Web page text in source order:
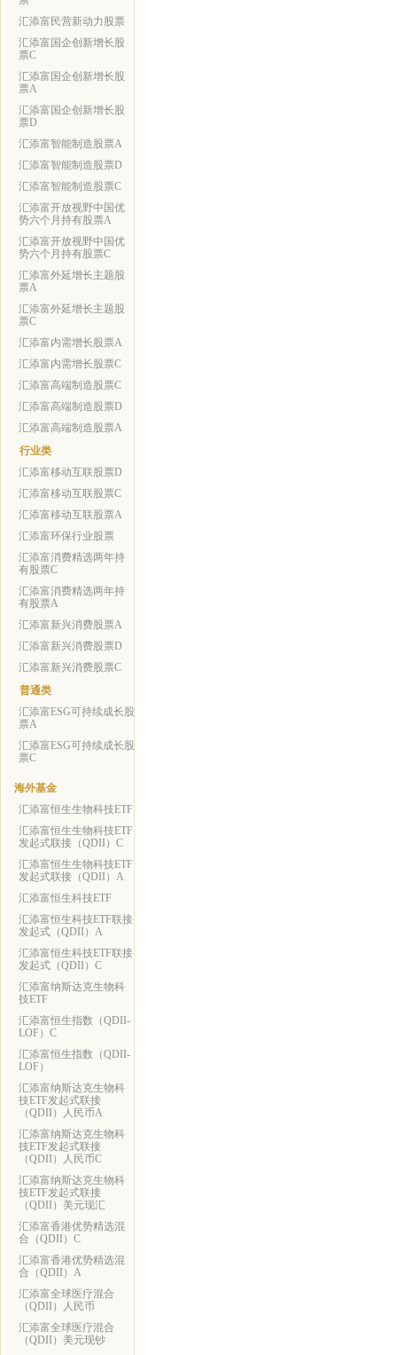
汇添富民营新动力股票
汇添富国企创新增长股
票C
汇添富国企创新增长股
票A
汇添富国企创新增长股
票D
汇添富智能制造股票A
汇添富智能制造股票D
汇添富智能制造股票C
汇添富开放视野中国优
势六个月持有股票A
汇添富开放视野中国优
势六个月持有股票C
汇添富外延增长主题股
票A
汇添富外延增长主题股
票C
汇添富内需增长股票A
汇添富内需增长股票C
汇添富高端制造股票C
汇添富高端制造股票D
汇添富高端制造股票A
行业类
汇添富移动互联股票D
汇添富移动互联股票C
汇添富移动互联股票A
汇添富环保行业股票
汇添富消费精选两年持
有股票C
汇添富消费精选两年持
有股票A
汇添富新兴消费股票A
汇添富新兴消费股票D
汇添富新兴消费股票C
普通类
汇添富ESG可持续成长股
票A
汇添富ESG可持续成长股
票C
海外基金
汇添富恒生生物科技ETF
汇添富恒生生物科技ETF
发起式联接（QDII）C
汇添富恒生生物科技ETF
发起式联接（QDII）A
汇添富恒生科技ETF
汇添富恒生科技ETF联接
发起式（QDII）A
汇添富恒生科技ETF联接
发起式（QDII）C
汇添富纳斯达克生物科
技ETF
汇添富恒生指数（QDII-
LOF）C
汇添富恒生指数（QDII-
LOF）
汇添富纳斯达克生物科
技ETF发起式联接
（QDII）人民币A
汇添富纳斯达克生物科
技ETF发起式联接
（QDII）人民币C
汇添富纳斯达克生物科
技ETF发起式联接
（QDII）美元现汇
汇添富香港优势精选混
合（QDII）C
汇添富香港优势精选混
合（QDII）A
汇添富全球医疗混合
（QDII）人民币
汇添富全球医疗混合
（QDII）美元现钞